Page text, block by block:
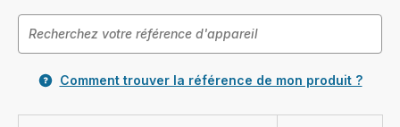
Comment trouver la référence de mon produit ?